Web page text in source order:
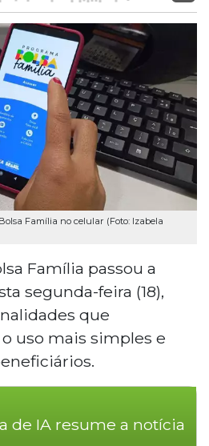
Família no celular (Foto: Izabela
Família passou a
segunda-feira (18),
que
uso mais simples e
de IA resume a notícia